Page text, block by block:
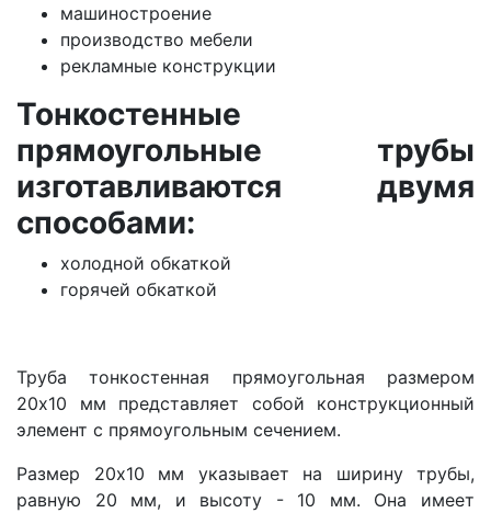
машиностроение
производство мебели
рекламные конструкции
Тонкостенные
прямоугольные трубы
изготавливаются двумя
способами:
холодной обкаткой
горячей обкаткой
Труба тонкостенная прямоугольная размером
20х10 мм представляет собой конструкционный
элемент с прямоугольным сечением.
Размер 20х10 мм указывает на ширину трубы,
равную 20 мм, и высоту - 10 мм. Она имеет